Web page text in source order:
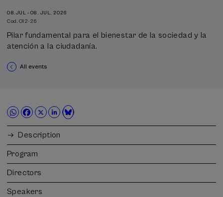
08.JUL - 08. JUL, 2026
Cod. O12-26
Pilar fundamental para el bienestar de la sociedad y la
atención a la ciudadanía.
All events
Description
Program
Directors
Speakers